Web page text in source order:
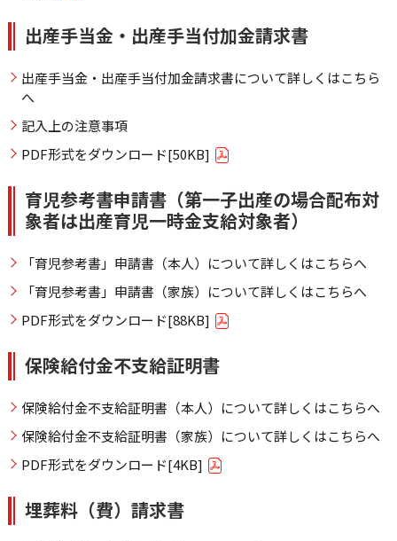
出産手当金・出産手当付加金請求書
出産手当金・出産手当付加金請求書について詳しくはこちら
へ
記入上の注意事項
PDF形式をダウンロード[50KB]
育児参考書申請書（第一子出産の場合配布対
象者は出産育児一時金支給対象者）
「育児参考書」申請書（本人）について詳しくはこちらへ
「育児参考書」申請書（家族）について詳しくはこちらへ
PDF形式をダウンロード[88KB]
保険給付金不支給証明書
保険給付金不支給証明書（本人）について詳しくはこちらへ
保険給付金不支給証明書（家族）について詳しくはこちらへ
PDF形式をダウンロード[4KB]
埋葬料（費）請求書